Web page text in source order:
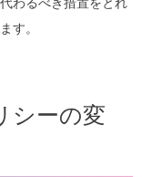
す。
シーの変